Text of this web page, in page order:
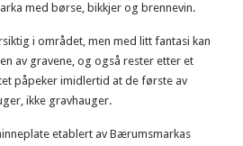
med børse, bikkjer og brennevin.
i området, men med litt fantasi kan
av gravene, og også rester etter et
påpeker imidlertid at de første av
ikke gravhauger.
etablert av Bærumsmarkas